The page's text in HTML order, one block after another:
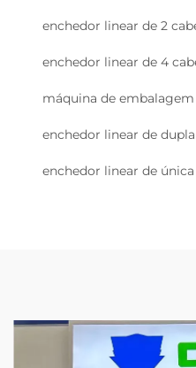
enchedor linear de 2
enchedor linear de 4
máquina de
enchedor linear de
enchedor linear de única